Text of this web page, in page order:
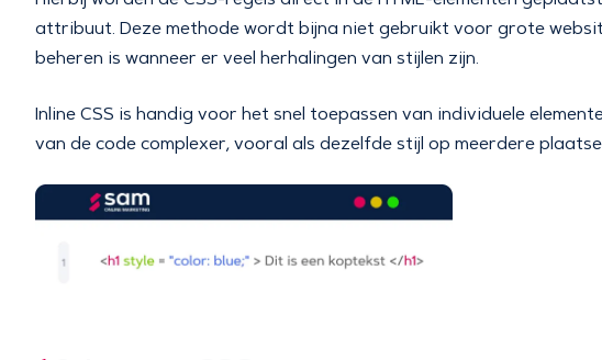
attribuut. Deze methode wordt bijna niet gebruikt voor grote
beheren is wanneer er veel herhalingen van stijlen zijn.
Inline CSS is handig voor het snel toepassen van individuele
van de code complexer, vooral als dezelfde stijl op meerdere